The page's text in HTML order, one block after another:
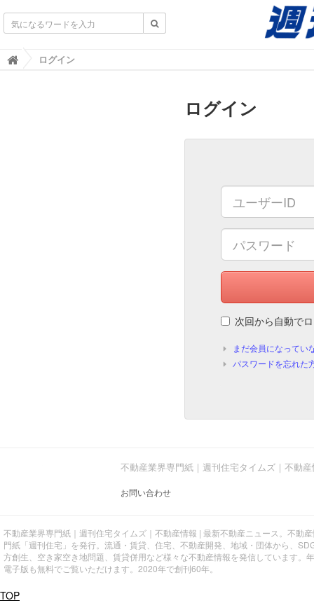
不動産業界専門紙｜週刊住宅タイムズ｜不動産情報
ログイン
ログイン
次回から自動で
まだ会員になってい
パスワードを忘れた
不動産業界専門紙｜週刊住宅タイムズ｜不動
お問い合わせ
不動産業界専門紙｜週刊住宅タイムズ｜不動産情報 | 最新不動産ニュース。不動
門紙「週刊住宅」を発行。流通・賃貸、住宅、不動産開発、地域・団体から、
方創生、空き家空き地問題、賃貸併用など様々な不動産情報を発信しています。
電子版も無料でご覧いただけます。2020年で創刊60年。
TOP